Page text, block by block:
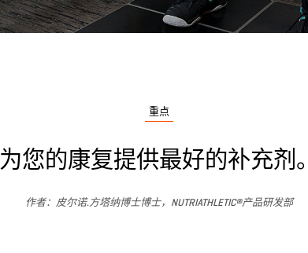
重点
为您的康复提供最好的补充剂。
作者：皮尔诺.方塔纳博士博士，NUTRIATHLETIC®产品研发部